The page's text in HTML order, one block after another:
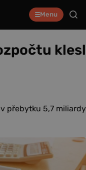
Menu
klesl
přebytku 5,7 miliardy